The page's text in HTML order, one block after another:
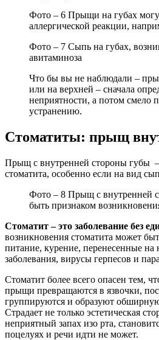
Фото – 6 Прыщи на губах
аллергической реакции,
Фото – 7 Сыпь на губах,
авитаминоза
Что бы вы не наблюдали –
или на верхней – сначала
неприятности, а потом смело
устранению.
Стоматиты: прыщ
Прыщ с внутренней стороны губы
стоматита, особенно если на вид
Фото – 8 Прыщ с внутренней
быть признаком
Стоматит – это заболевание без
возникновения стоматита может
питание, курение, перенесенные на
заболевания, вирусы герпесов и
Стоматит более всего опасен тем,
прыщи превращаются в язвочки,
группируются и образуют
Страдает не только эстетическая
неприятный запах изо рта,
поцелуях и речи идти не может.